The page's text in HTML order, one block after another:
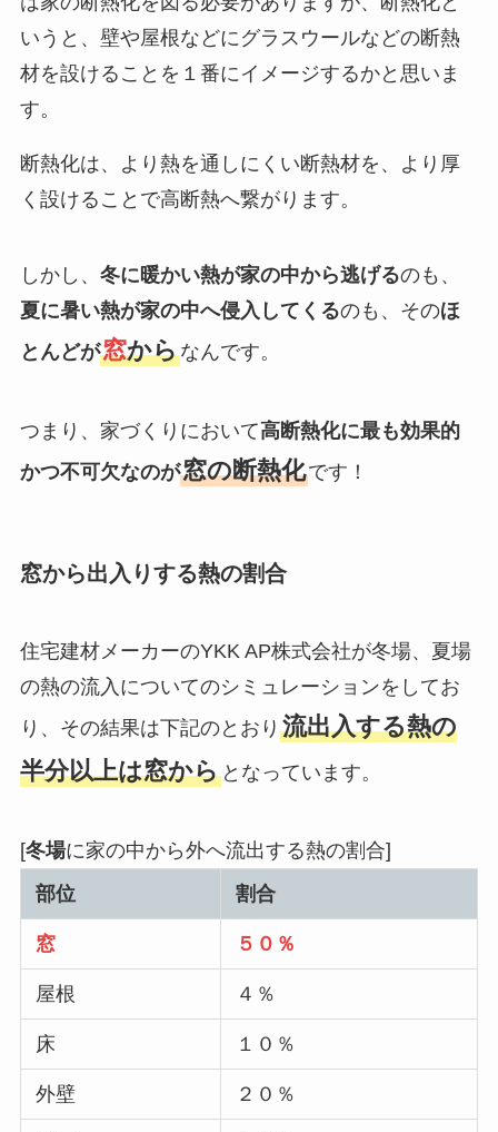
いうと、壁や屋根などにグラスウールなどの断熱
材を設けることを１番にイメージするかと思いま
す。
断熱化は、より熱を通しにくい断熱材を、より厚
く設けることで高断熱へ繋がります。
しかし、 冬に暖かい熱が家の中から逃げるのも、
夏に暑い熱が家の中へ侵入してくるのも、そのほ
とんどが窓からなんです。
つまり、家づくりにおいて高断熱化に最も効果的
かつ不可欠なのが窓の断熱化です！
窓から出入りする熱の割合
住宅建材メーカーのYKK AP株式会社が冬場、夏場
の熱の流入についてのシミュレーションをしてお
り、その結果は下記のとおり 流出入する熱の
半分以上は窓からとなっています。
[冬場に家の中から外へ流出する熱の割合]
部位
割合
窓 ５０％
屋根 ４％
床 １０％
外壁 ２０％